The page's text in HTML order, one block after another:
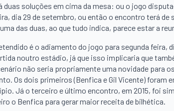
soluções em cima da mesa: ou o jogo
dia 29 de setembro, ou então o encontro terá
das duas, ao que tudo indica, parece estar a
é o adiamento do jogo para segunda feira,
noutro estádio, já que isso implicaria que
não seria propriamente uma novidade para
Os dois primeiros (Benfica e Gil Vicente) foram
Já o terceiro e último encontro, em 2015, foi
o Benfica para gerar maior receita de bilhética.